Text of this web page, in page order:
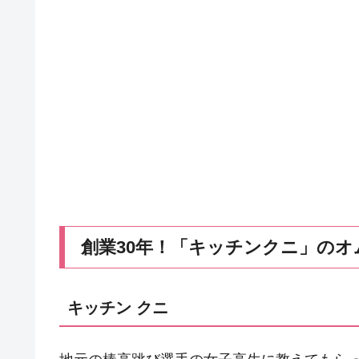
創業30年！「キッチンクニ」の
キッチン クニ